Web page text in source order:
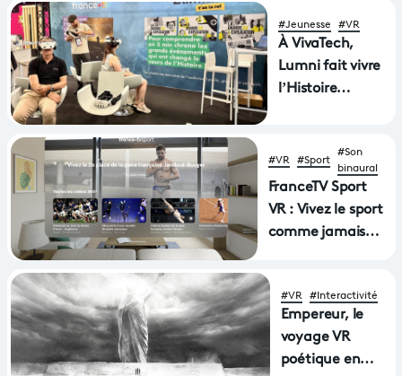
#Jeunesse #VR
À VivaTech,
Lumni fait vivre
l’Histoire
#VR #Sport
#Son
binaural
FranceTV Sport
VR : Vivez le sport
comme jamais
nouvelle
application
disponible sur les
casques de
réalité virtuelle
#VR #Interactivité
Empereur, le
voyage VR
poétique en